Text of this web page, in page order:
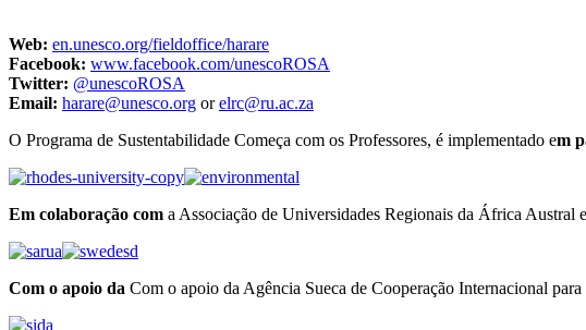
Web: en.unesco.org/fieldoffice/harare
Facebook: www.facebook.com/unescoROSA
Twitter: @unescoROSA
Email: harare@unesco.org orelrc@ru.ac.za
​O Programa de Sustentabilidade Começa com os Professores, é implementado em
​Em colaboração com a Associação de Universidades Regionais da África Austral
Com o apoio da Com o apoio da Agência Sueca de Cooperação Internacional